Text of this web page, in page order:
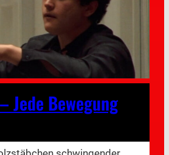
Jede Bewegung